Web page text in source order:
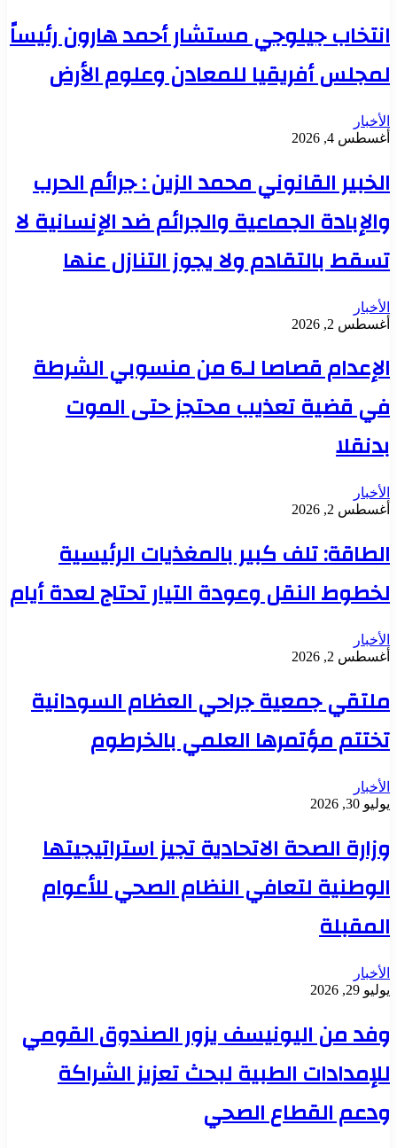
انتخاب جيلوجي مستشار أحمد هارون رئيساً
لمجلس أفريقيا للمعادن وعلوم الأرض
الأخبار
أغسطس 4, 2026
الخبير القانوني محمد الزين : جرائم الحرب
والإبادة الجماعية والجرائم ضد الإنسانية لا
تسقط بالتقادم ولا يجوز التنازل عنها
الأخبار
أغسطس 2, 2026
الإعدام قصاصا لـ6 من منسوبي الشرطة
في قضية تعذيب محتجز حتى الموت
بدنقلا
الأخبار
أغسطس 2, 2026
الطاقة: تلف كبير بالمغذيات الرئيسية
لخطوط النقل وعودة التيار تحتاج لعدة أيام
الأخبار
أغسطس 2, 2026
ملتقي جمعية جراحي العظام السودانية
تختتم مؤتمرها العلمي بالخرطوم
الأخبار
يوليو 30, 2026
وزارة الصحة الاتحادية تجيز استراتيجيتها
الوطنية لتعافي النظام الصحي للأعوام
المقبلة
الأخبار
يوليو 29, 2026
وفد من اليونيسف يزور الصندوق القومي
للإمدادات الطبية لبحث تعزيز الشراكة
ودعم القطاع الصحي